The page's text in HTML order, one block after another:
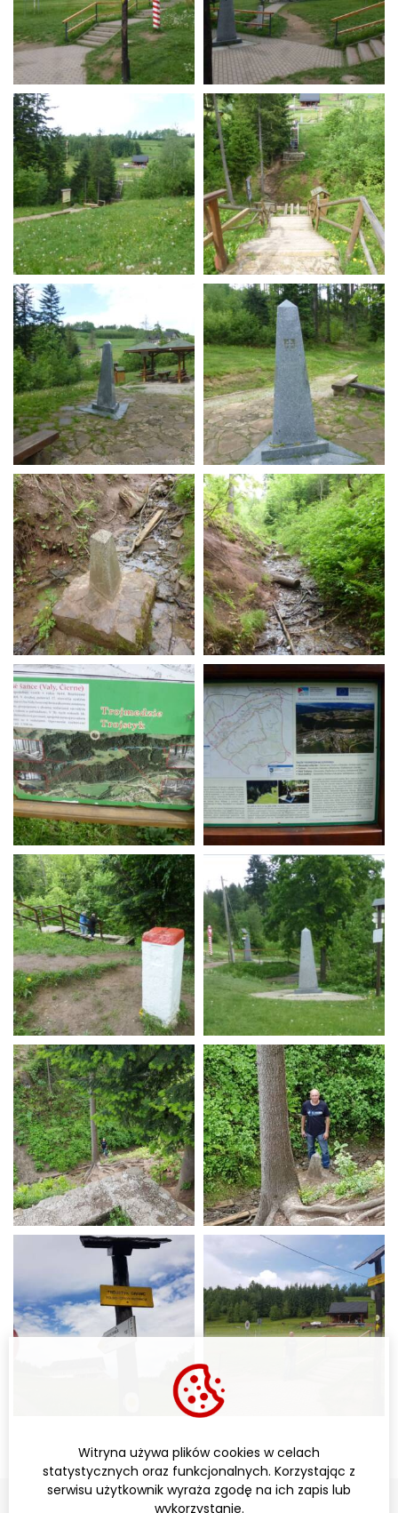
Witryna używa plików cookies w celach
statystycznych oraz funkcjonalnych. Korzystając z
serwisu użytkownik wyraża zgodę na ich zapis lub
wykorzystanie.